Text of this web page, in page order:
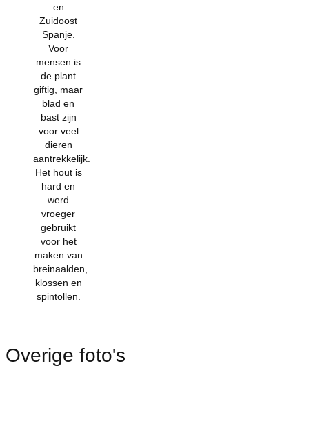
en
Zuidoost
Spanje.
Voor
mensen is
de plant
giftig, maar
blad en
bast zijn
voor veel
dieren
aantrekkelijk.
Het hout is
hard en
werd
vroeger
gebruikt
voor het
maken van
breinaalden,
klossen en
spintollen.
Overige foto's